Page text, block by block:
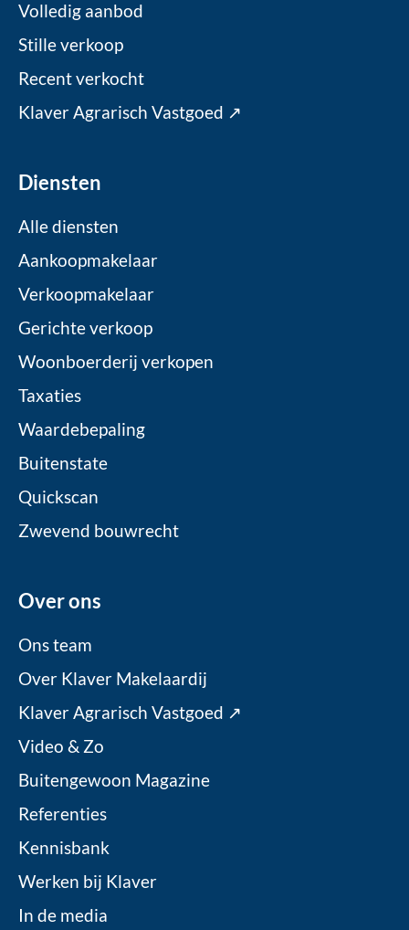
Volledig aanbod
Stille verkoop
Recent verkocht
Klaver Agrarisch Vastgoed ↗
Diensten
Alle diensten
Aankoopmakelaar
Verkoopmakelaar
Gerichte verkoop
Woonboerderij verkopen
Taxaties
Waardebepaling
Buitenstate
Quickscan
Zwevend bouwrecht
Over ons
Ons team
Over Klaver Makelaardij
Klaver Agrarisch Vastgoed ↗
Video & Zo
Buitengewoon Magazine
Referenties
Kennisbank
Werken bij Klaver
In de media